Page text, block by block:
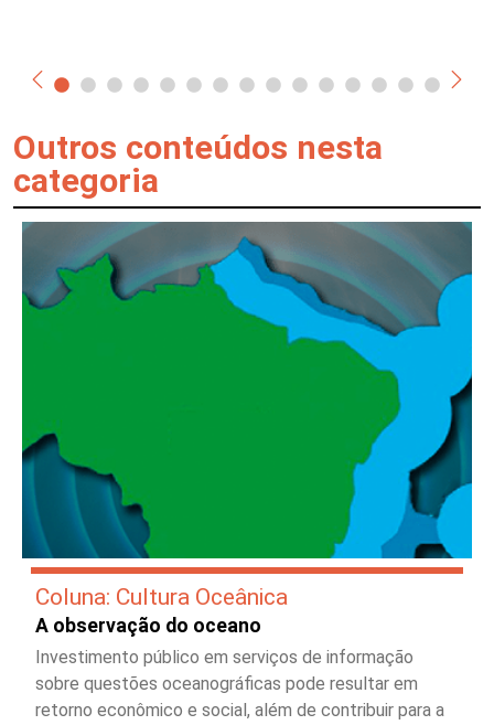
Outros conteúdos nesta
categoria
Coluna: Cultura Oceânica
A observação do oceano
Investimento público em serviços de informação
sobre questões oceanográficas pode resultar em
retorno econômico e social, além de contribuir para a